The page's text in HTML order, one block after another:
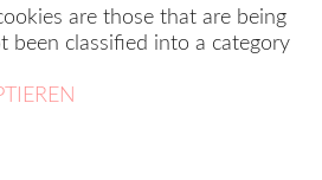
are those that are being
been classified into a category